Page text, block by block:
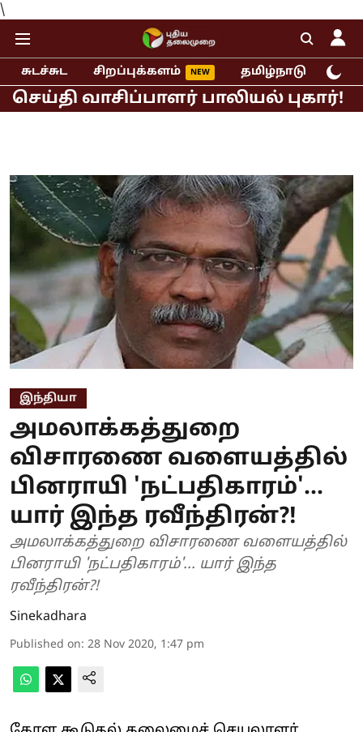
\
சுடச்சுட சிறப்புக்களம் தமிழ்நாடு
பாலியல் புகார்!
இந்தியா
அமலாக்கத்துறை
விசாரணை வளையத்தில்
பினராயி 'நட்பதிகாரம்'...
யார் இந்த ரவீந்திரன்?!
அமலாக்கத்துறை விசாரணை வளையத்தில்
பினராயி 'நட்பதிகாரம்'... யார் இந்த
ரவீந்திரன்?!
Sinekadhara
Published on: 28 Nov 2020, 1:47 pm